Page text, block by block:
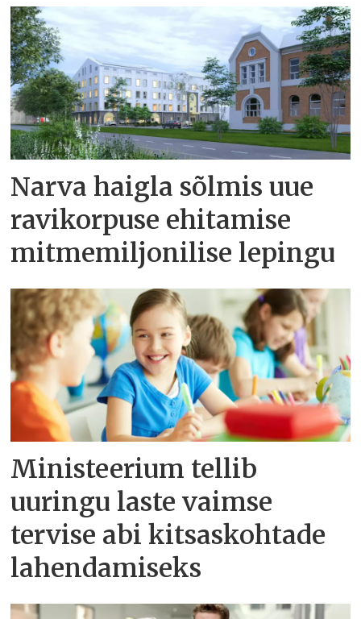
Narva haigla sõlmis uue
ravikorpuse ehitamise
mitmemiljonilise lepingu
Ministeerium tellib
uuringu laste vaimse
tervise abi kitsaskohtade
lahendamiseks